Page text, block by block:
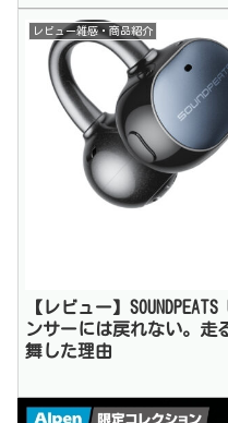
レビュー雑感・商品紹介
【レビュー】
ンサーには戻れない。走
舞した理由